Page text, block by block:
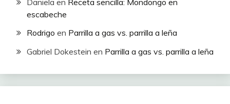
escabeche
Rodrigo en Parrilla a gas vs. parrilla a leña
Gabriel Dokestein en Parrilla a gas vs. parrilla a leña